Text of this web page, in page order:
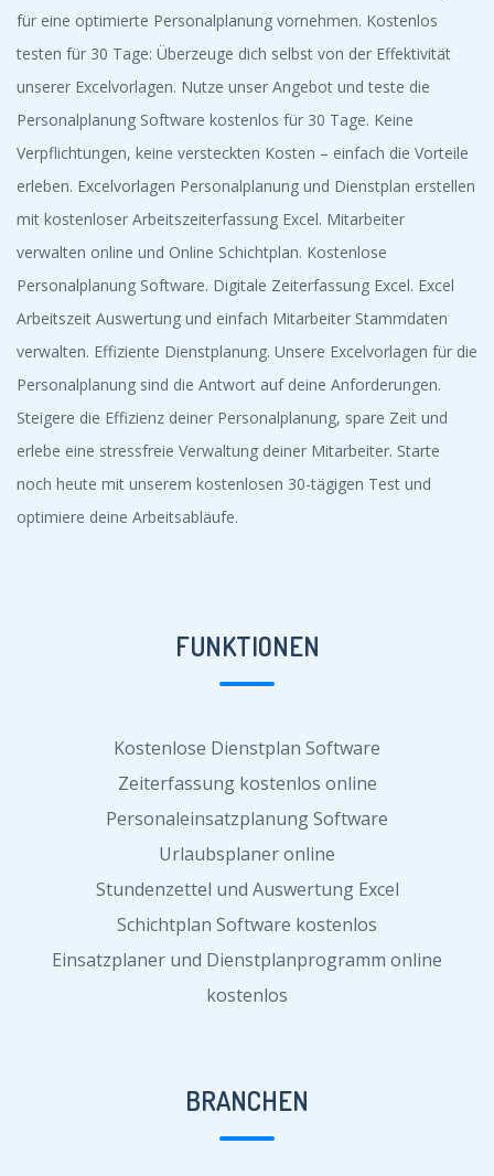
für eine optimierte Personalplanung vornehmen. Kostenlos
testen für 30 Tage: Überzeuge dich selbst von der Effektivität
unserer Excelvorlagen. Nutze unser Angebot und teste die
Personalplanung Software kostenlos für 30 Tage. Keine
Verpflichtungen, keine versteckten Kosten – einfach die Vorteile
erleben. Excelvorlagen Personalplanung und Dienstplan erstellen
mit kostenloser Arbeitszeiterfassung Excel. Mitarbeiter
verwalten online und Online Schichtplan. Kostenlose
Personalplanung Software. Digitale Zeiterfassung Excel. Excel
Arbeitszeit Auswertung und einfach Mitarbeiter Stammdaten
verwalten. Effiziente Dienstplanung. Unsere Excelvorlagen für die
Personalplanung sind die Antwort auf deine Anforderungen.
Steigere die Effizienz deiner Personalplanung, spare Zeit und
erlebe eine stressfreie Verwaltung deiner Mitarbeiter. Starte
noch heute mit unserem kostenlosen 30-tägigen Test und
optimiere deine Arbeitsabläufe.
FUNKTIONEN
Kostenlose Dienstplan Software
Zeiterfassung kostenlos online
Personaleinsatzplanung Software
Urlaubsplaner online
Stundenzettel und Auswertung Excel
Schichtplan Software kostenlos
Einsatzplaner und Dienstplanprogramm online
kostenlos
BRANCHEN